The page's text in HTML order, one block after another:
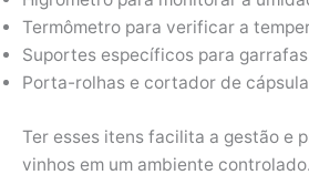
Termômetro para verificar a
Suportes específicos para
Porta-rolhas e cortador de
Ter esses itens facilita a gestão e
vinhos em um ambiente controlado.